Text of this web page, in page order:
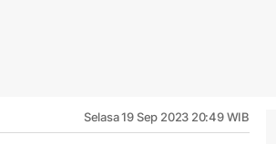
Selasa 19 Sep 2023 20:49 WIB